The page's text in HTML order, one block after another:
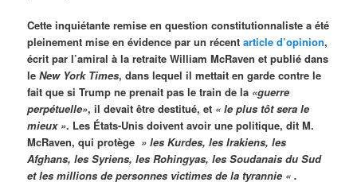
Cette inquiétante remise en question constitutionnaliste a été
pleinement mise en évidence par un récentarticle d’opinion,
écrit par l’amiral à la retraite William McRaven et publié dans
leNew York Times, dans lequel il mettait en garde contre le
fait que si Trump ne prenait pas le train de la «guerre
perpétuelle», il devait être destitué, et « le plus tôt sera le
mieux ». Les États-Unis doivent avoir une politique, dit M.
McRaven, qui protège » les Kurdes, les Irakiens, les
Afghans, les Syriens, les Rohingyas, les Soudanais du Sud
et les millions de personnes victimes de la tyrannie « .